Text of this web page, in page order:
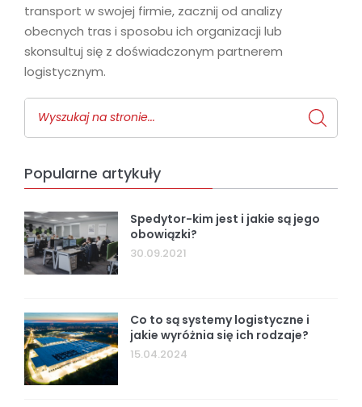
transport w swojej firmie, zacznij od analizy
obecnych tras i sposobu ich organizacji lub
skonsultuj się z doświadczonym partnerem
logistycznym.
Popularne artykuły
Spedytor-kim jest i jakie są jego
obowiązki?
30.09.2021
Co to są systemy logistyczne i
jakie wyróżnia się ich rodzaje?
15.04.2024